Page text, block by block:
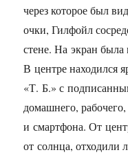
через которое был
очки, Гилфойл
стене. На экран была
В центре находился
«Т. Б.» с
домашнего,
и смартфона. От
от солнца, отходили